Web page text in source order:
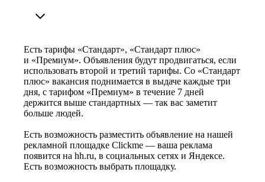
Есть тарифы «Стандарт», «Стандарт плюс»
и «Премиум». Объявления будут продвигаться, если
использовать второй и третий тарифы. Со «Стандарт
плюс» вакансия поднимается в выдаче каждые три
дня, с тарифом «Премиум» в течение 7 дней
держится выше стандартных — так вас заметит
больше людей.
Есть возможность разместить объявление на нашей
рекламной площадке Clickme — ваша реклама
появится на hh.ru, в социальных сетях и Яндексе.
Есть возможность выбрать площадку.